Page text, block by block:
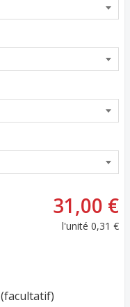
31,00 €
l'unité 0,31 €
(facultatif)